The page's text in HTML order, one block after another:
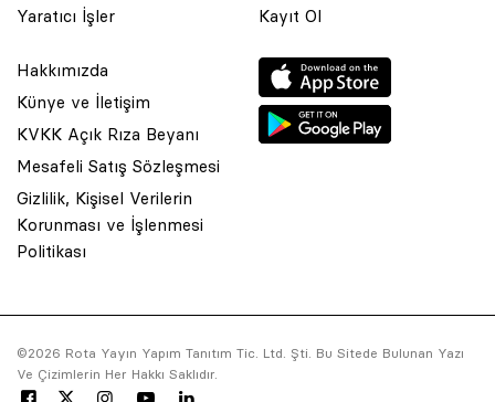
Yaratıcı İşler
Kayıt Ol
Hakkımızda
Künye ve İletişim
KVKK Açık Rıza Beyanı
Mesafeli Satış Sözleşmesi
Gizlilik, Kişisel Verilerin
Korunması ve İşlenmesi
Politikası
©2026 Rota Yayın Yapım Tanıtım Tic. Ltd. Şti. Bu Sitede Bulunan Yazı
Ve Çizimlerin Her Hakkı Saklıdır.
© 2001 Rota Yayın Yapım Tanıtım Tic. Ltd. Şti. Bu Sitede Bulunan
Asquared WordPress Agencytarafından tasarlanmış ve